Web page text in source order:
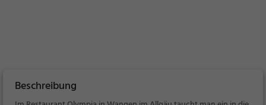
Beschreibung